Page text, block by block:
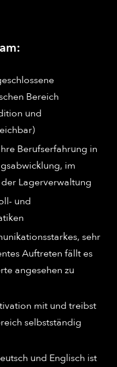
Bereich
und
Berufserfahrung in
im
Lagerverwaltung
und
sehr
Auftreten fällt es
angesehen zu
mit und treibst
selbstständig
und Englisch ist